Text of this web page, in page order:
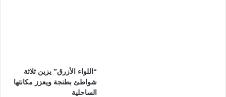
“اللواء الأزرق” يزين ثلاثة
شواطئ بطنجة ويعزز مكانتها
الساحلية